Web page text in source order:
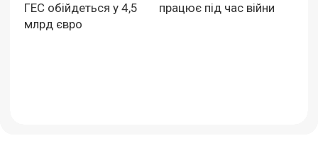
ГЕС обійдеться у 4,5
млрд євро
працює під час війни